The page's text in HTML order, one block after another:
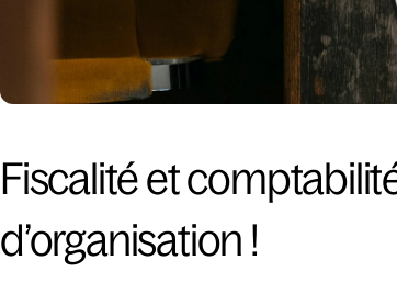
Fiscalité et
d’organisation !